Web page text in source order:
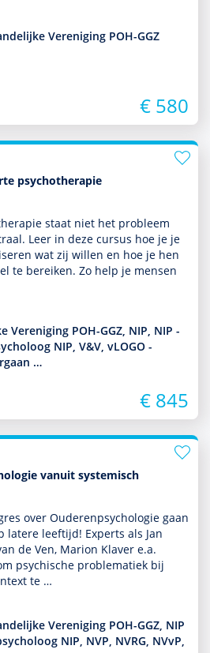
Vereniging POH-GGZ
€ 580
psychotherapie
staat niet het probleem
Leer in deze cursus hoe je je
wat zij willen en hoe je hen
te bereiken. Zo help je mensen
Vereniging POH-GGZ, NIP, NIP -
NIP, V&V, vLOGO -
…
€ 845
vanuit systemisch
over Ouderenpsycho­logie gaan
latere leeftijd! Experts als Jan
de Ven, Marion Klaver e.a.
psychische proble­ma­tiek bij
te …
Vereniging POH-GGZ, NIP
NIP, NVP, NVRG, NVvP,